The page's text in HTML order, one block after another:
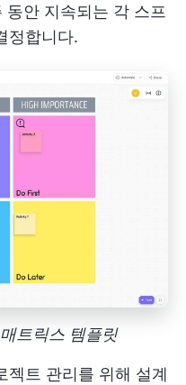
안 지속되는 각 스프
정합니다.
트릭스 템플릿
젝트 관리를 위해 설계